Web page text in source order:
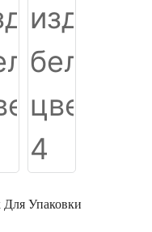
Для Упаковки